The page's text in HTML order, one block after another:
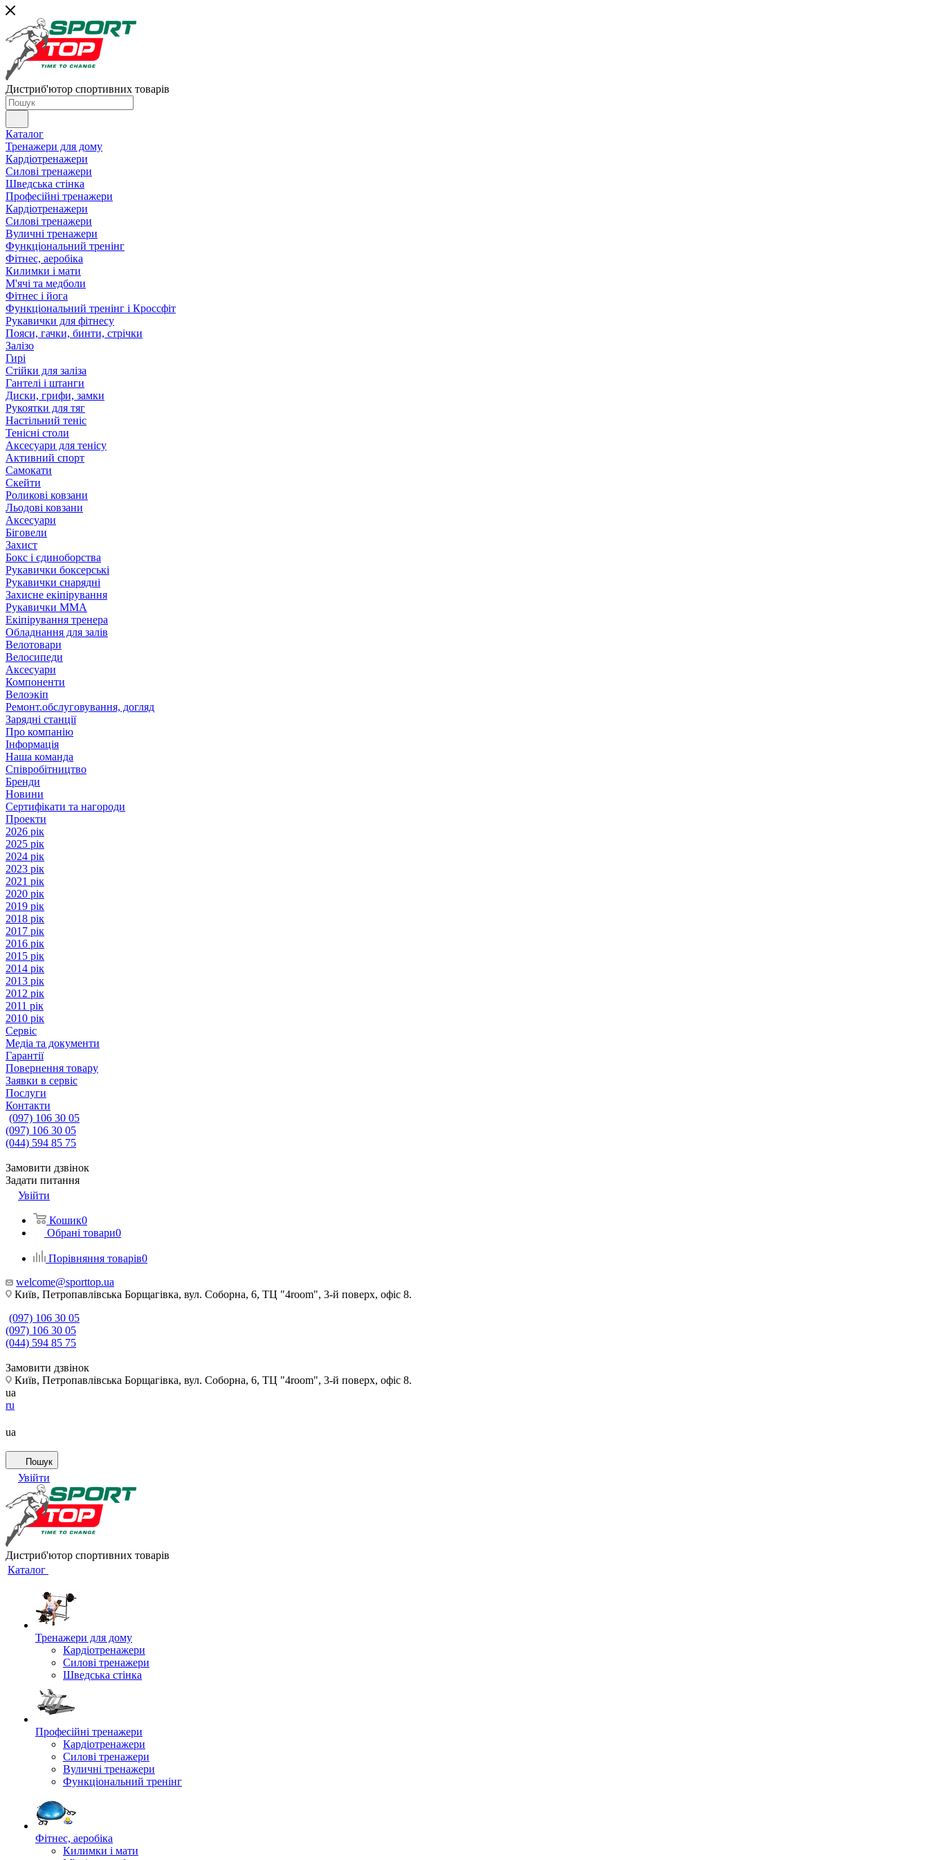
Дистриб'ютор спортивних товарів
Каталог
Тренажери для дому
Кардіотренажери
Силові тренажери
Шведська стінка
Професійні тренажери
Кардіотренажери
Силові тренажери
Вуличні тренажери
Функціональний тренінг
Фітнес, аеробіка
Килимки і мати
М'ячі та медболи
Фітнес і йога
Функціональний тренінг і Кроссфіт
Рукавички для фітнесу
Пояси, гачки, бинти, стрічки
Залізо
Гирі
Стійки для заліза
Гантелі і штанги
Диски, грифи, замки
Рукоятки для тяг
Настільний теніс
Тенісні столи
Аксесуари для тенісу
Активний спорт
Самокати
Скейти
Роликові ковзани
Льодові ковзани
Аксесуари
Біговели
Захист
Бокс і єдиноборства
Рукавички боксерські
Рукавички снарядні
Захисне екіпірування
Рукавички ММА
Екіпірування тренера
Обладнання для залів
Велотовари
Велосипеди
Аксесуари
Компоненти
Велоэкіп
Ремонт.обслуговування, догляд
Зарядні станції
Про компанію
Інформація
Наша команда
Співробітництво
Бренди
Новини
Сертифікати та нагороди
Проекти
2026 рік
2025 рік
2024 рік
2023 рік
2021 рік
2020 рік
2019 рік
2018 рік
2017 рік
2016 рік
2015 рік
2014 рік
2013 рік
2012 рік
2011 рік
2010 рік
Сервіс
Медіа та документи
Гарантії
Повернення товару
Заявки в сервіс
Послуги
Контакти
(097) 106 30 05
(097) 106 30 05
(044) 594 85 75
Замовити дзвінок
Задати питання
Увійти
Кошик0
Обрані товари0
Порівняння товарів0
welcome@sporttop.ua
Київ, Петропавлівська Борщагівка, вул. Соборна, 6, ТЦ "4room", 3-й поверх, офіс 8.
(097) 106 30 05
(097) 106 30 05
(044) 594 85 75
Замовити дзвінок
Київ, Петропавлівська Борщагівка, вул. Соборна, 6, ТЦ "4room", 3-й поверх, офіс 8.
ua
ru
ua
Пошук
Увійти
Дистриб'ютор спортивних товарів
Каталог
Тренажери для дому
Кардіотренажери
Силові тренажери
Шведська стінка
Професійні тренажери
Кардіотренажери
Силові тренажери
Вуличні тренажери
Функціональний тренінг
Фітнес, аеробіка
Килимки і мати